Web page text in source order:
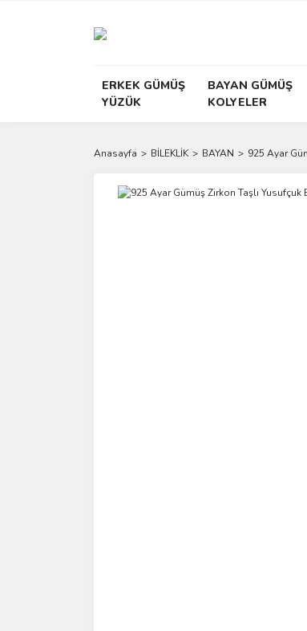
ERKEK GÜMÜŞ
YÜZÜK
BAYAN GÜMÜŞ
KOLYELER
Anasayfa BİLEKLİK BAYAN 925 Ayar